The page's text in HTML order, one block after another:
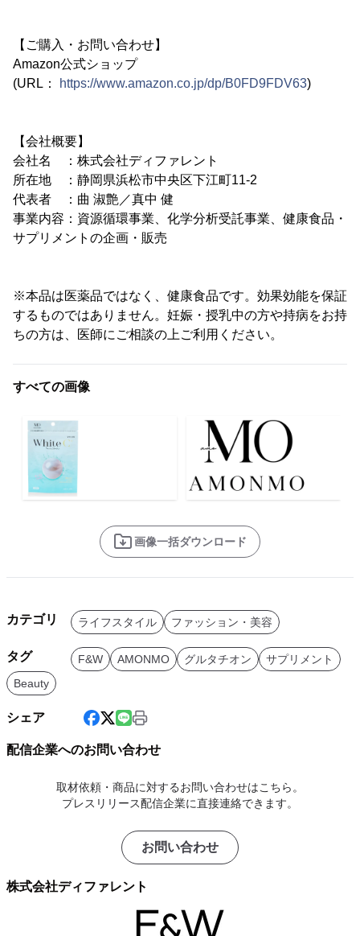
【ご購入・お問い合わせ】
Amazon公式ショップ
(URL：
https://www.amazon.co.jp/dp/B0FD9FDV63)
【会社概要】
会社名 ：株式会社ディファレント
所在地 ：静岡県浜松市中央区下江町11-2
代表者 ：曲 淑艶／真中 健
事業内容：資源循環事業、化学分析受託事業、健康食品・
サプリメントの企画・販売
※本品は医薬品ではなく、健康食品です。効果効能を保証
するものではありません。妊娠・授乳中の方や持病をお持
ちの方は、医師にご相談の上ご利用ください。
すべての画像
画像一括ダウンロード
カテゴリ ライフスタイル ファッション・美容
タグ F&W AMONMO グルタチオン
サプリメント
Beauty
シェア
配信企業へのお問い合わせ
取材依頼・商品に対するお問い合わせはこちら。
プレスリリース配信企業に直接連絡できます。
お問い合わせ
株式会社ディファレント